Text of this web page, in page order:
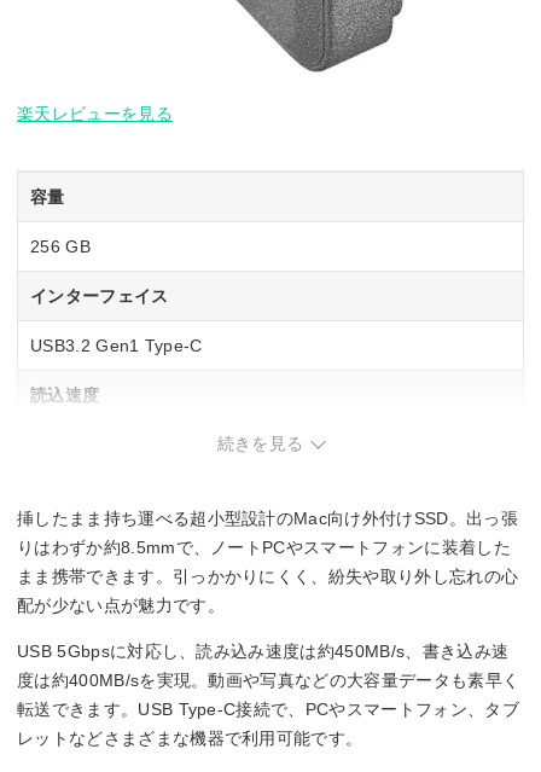
楽天レビューを見る
容量
256 GB
インターフェイス
USB3.2 Gen1 Type-C
読込速度
400 MB/s
続きを見る
挿したまま持ち運べる超小型設計のMac向け外付けSSD。出っ張
りはわずか約8.5mmで、ノートPCやスマートフォンに装着した
まま携帯できます。引っかかりにくく、紛失や取り外し忘れの心
配が少ない点が魅力です。
USB 5Gbpsに対応し、読み込み速度は約450MB/s、書き込み速
度は約400MB/sを実現。動画や写真などの大容量データも素早く
転送できます。USB Type-C接続で、PCやスマートフォン、タブ
レットなどさまざまな機器で利用可能です。